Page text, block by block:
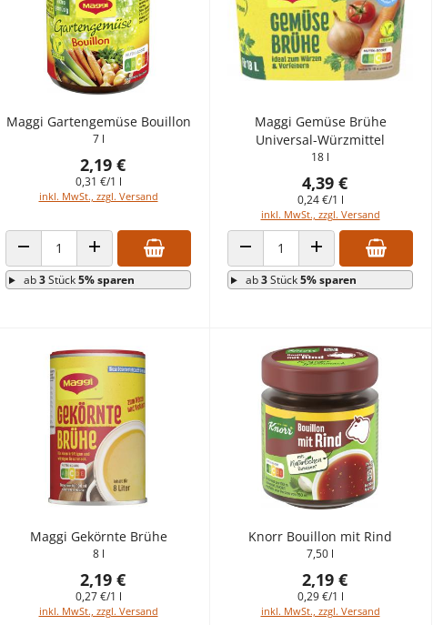
Maggi Gartengemüse Bouillon
7 l
2,19 €
0,31 €/1 l
inkl. MwSt., zzgl. Versand
ANZAHL VERRINGERNANZAHL ERHÖHEN
ab3Stück5% sparen
Maggi Gemüse Brühe
Universal-Würzmittel
18 l
4,39 €
0,24 €/1 l
inkl. MwSt., zzgl. Versand
ANZAHL VERRINGERNANZAHL ERHÖHEN
ab3Stück5% sparen
Maggi Gekörnte Brühe
8 l
2,19 €
0,27 €/1 l
inkl. MwSt., zzgl. Versand
Knorr Bouillon mit Rind
7,50 l
2,19 €
0,29 €/1 l
inkl. MwSt., zzgl. Versand